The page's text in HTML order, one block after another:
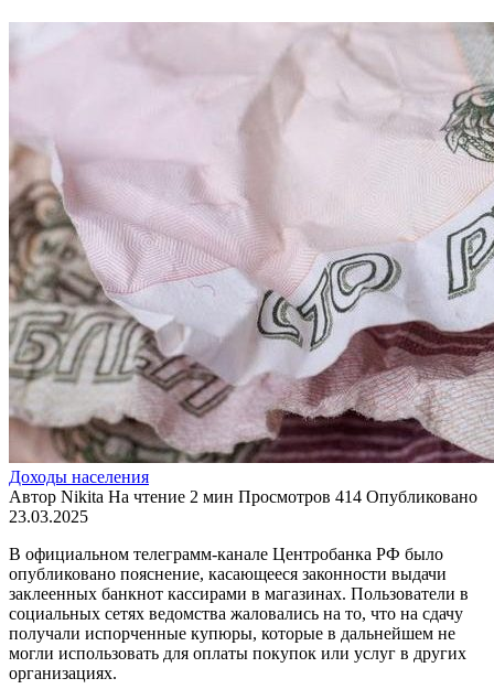
Доходы населения
Автор Nikita На чтение 2 мин Просмотров 414 Опубликовано
23.03.2025
В официальном телеграмм-канале Центробанка РФ было
опубликовано пояснение, касающееся законности выдачи
заклеенных банкнот кассирами в магазинах. Пользователи в
социальных сетях ведомства жаловались на то, что на сдачу
получали испорченные купюры, которые в дальнейшем не
могли использовать для оплаты покупок или услуг в других
организациях.